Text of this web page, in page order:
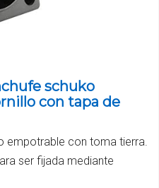
schuko
con tapa de
empotrable con toma tierra.
ser fijada mediante